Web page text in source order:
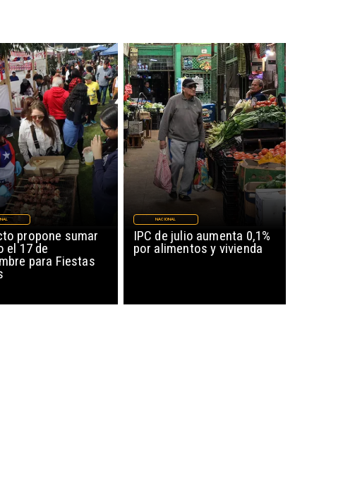
propone sumar
el 17 de
para Fiestas
IPC de julio aumenta 0,1%
por alimentos y vivienda
NACIONAL